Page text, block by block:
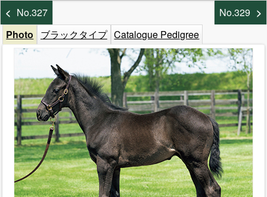
No.327
No.329
Photo
ブラックタイプ Catalogue Pedigree